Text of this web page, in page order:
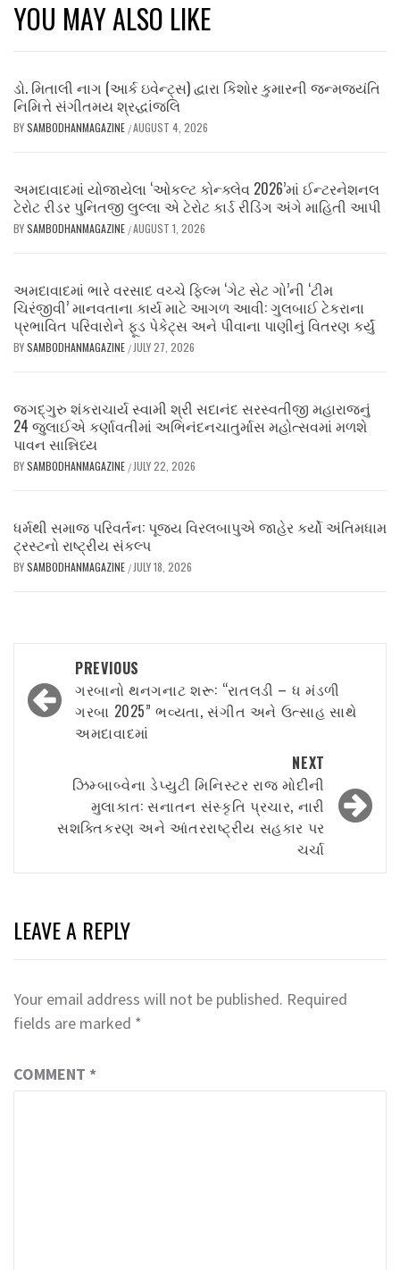
YOU MAY ALSO LIKE
ડો. મિતાલી નાગ (આર્ક ઇવેન્ટ્સ) દ્વારા કિશોર કુમારની જન્મજયંતિ
નિમિત્તે સંગીતમય શ્રદ્ધાંજલિ
BYSAMBODHANMAGAZINE /AUGUST 4, 2026
અમદાવાદમાં યોજાયેલા ‘ઓકલ્ટ કોન્ક્લેવ 2026’માં ઈન્ટરનેશનલ
ટેરોટ રીડર પુનિતજી લુલ્લા એ ટેરોટ કાર્ડ રીડિંગ અંગે માહિતી આપી
BYSAMBODHANMAGAZINE /AUGUST 1, 2026
અમદાવાદમાં ભારે વરસાદ વચ્ચે ફિલ્મ ‘ગેટ સેટ ગો’ની ‘ટીમ
ચિરંજીવી’ માનવતાના કાર્ય માટે આગળ આવી: ગુલબાઈ ટેકરાના
પ્રભાવિત પરિવારોને ફૂડ પેકેટ્સ અને પીવાના પાણીનું વિતરણ કર્યું
BYSAMBODHANMAGAZINE / JULY 27, 2026
જગદ્ગુરુ શંકરાચાર્ય સ્વામી શ્રી સદાનંદ સરસ્વતીજી મહારાજનું
24 જુલાઈએ કર્ણાવતીમાં અભિનંદનચાતુર્માસ મહોત્સવમાં મળશે
પાવન સાન્નિધ્ય
BYSAMBODHANMAGAZINE / JULY 22, 2026
ધર્મથી સમાજ પરિવર્તન: પૂજ્ય વિરલબાપુએ જાહેર કર્યો અંતિમધામ
ટ્રસ્ટનો રાષ્ટ્રીય સંકલ્પ
BYSAMBODHANMAGAZINE / JULY 18, 2026
navigation
PREVIOUS
ગરબાનો થનગનાટ શરૂ: “રાતલડી – ધ મંડળી
ગરબા 2025” ભવ્યતા, સંગીત અને ઉત્સાહ સાથે
અમદાવાદમાં
NEXT
ઝિમ્બાબ્વેના ડેપ્યુટી મિનિસ્ટર રાજ મોદીની
મુલાકાત: સનાતન સંસ્કૃતિ પ્રચાર, નારી
સશક્તિકરણ અને આંતરરાષ્ટ્રીય સહકાર પર
ચર્ચા
LEAVE A REPLY
Your email address will not be published. Required
fields are marked *
COMMENT *